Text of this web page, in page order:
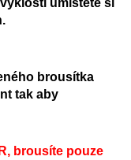
umístěte si
brousítka
tak aby
brousíte pouze